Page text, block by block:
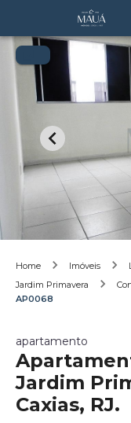
Home Imóveis
Jardim Primavera
AP0068
apartamento
Jardim
Caxias, RJ.